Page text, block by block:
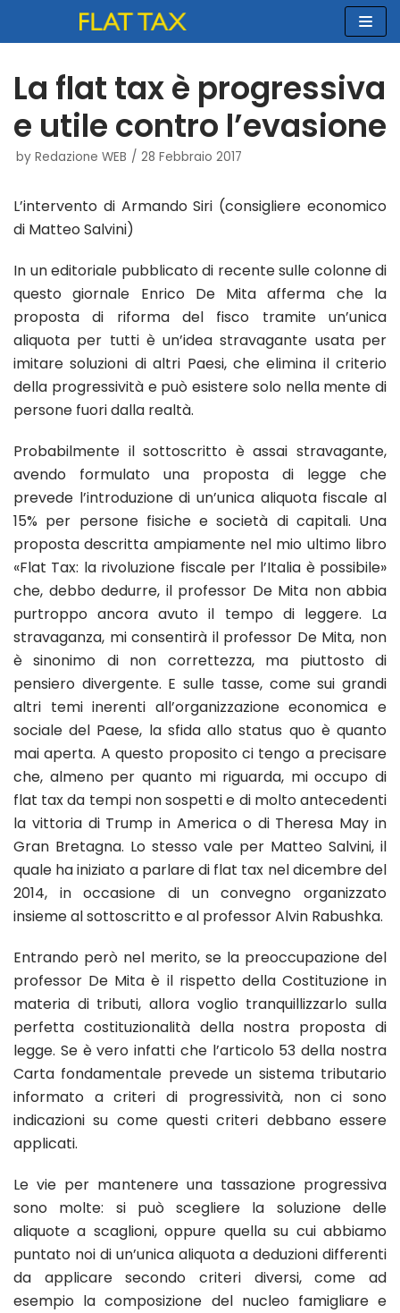
al
La flat tax è progressiva
e utile contro l’evasione
by Redazione WEB 28 Febbraio 2017
L’intervento di Armando Siri (consigliere economico
di Matteo Salvini)
In un editoriale pubblicato di recente sulle colonne di
questo giornale Enrico De Mita afferma che la
proposta di riforma del fisco tramite un’unica
aliquota per tutti è un’idea stravagante usata per
imitare soluzioni di altri Paesi, che elimina il criterio
della progressività e può esistere solo nella mente di
persone fuori dalla realtà.
Probabilmente il sottoscritto è assai stravagante,
avendo formulato una proposta di legge che
prevede l’introduzione di un’unica aliquota fiscale al
15% per persone fisiche e società di capitali. Una
proposta descritta ampiamente nel mio ultimo libro
«Flat Tax: la rivoluzione fiscale per l’Italia è possibile»
che, debbo dedurre, il professor De Mita non abbia
purtroppo ancora avuto il tempo di leggere. La
stravaganza, mi consentirà il professor De Mita, non
è sinonimo di non correttezza, ma piuttosto di
pensiero divergente. E sulle tasse, come sui grandi
altri temi inerenti all’organizzazione economica e
sociale del Paese, la sfida allo status quo è quanto
mai aperta. A questo proposito ci tengo a precisare
che, almeno per quanto mi riguarda, mi occupo di
flat tax da tempi non sospetti e di molto antecedenti
la vittoria di Trump in America o di Theresa May in
Gran Bretagna. Lo stesso vale per Matteo Salvini, il
quale ha iniziato a parlare di flat tax nel dicembre del
2014, in occasione di un convegno organizzato
insieme al sottoscritto e al professor Alvin Rabushka.
Entrando però nel merito, se la preoccupazione del
professor De Mita è il rispetto della Costituzione in
materia di tributi, allora voglio tranquillizzarlo sulla
perfetta costituzionalità della nostra proposta di
legge. Se è vero infatti che l’articolo 53 della nostra
Carta fondamentale prevede un sistema tributario
informato a criteri di progressività, non ci sono
indicazioni su come questi criteri debbano essere
applicati.
Le vie per mantenere una tassazione progressiva
sono molte: si può scegliere la soluzione delle
aliquote a scaglioni, oppure quella su cui abbiamo
puntato noi di un’unica aliquota a deduzioni differenti
da applicare secondo criteri diversi, come ad
esempio la composizione del nucleo famigliare e